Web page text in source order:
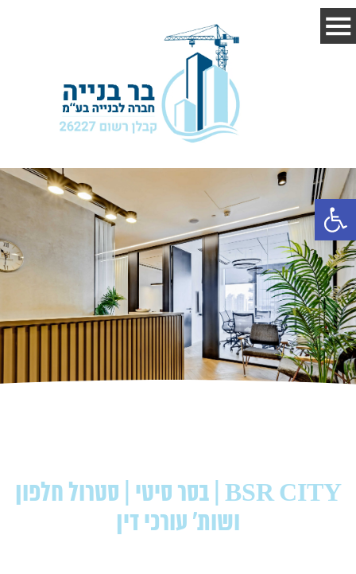
פתח סרגל נגישות
BSR CITY | בסר סיטי | סטרול חלפון
ושות' עורכי דין